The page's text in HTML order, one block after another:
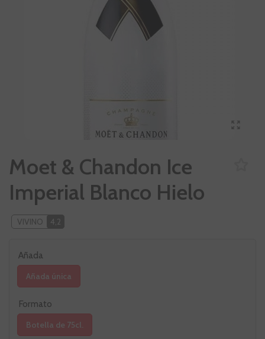
Moet & Chandon Ice
Imperial Blanco Hielo
VIVINO 4,2
Añada
Añada única
Formato
Botella de 75cl.